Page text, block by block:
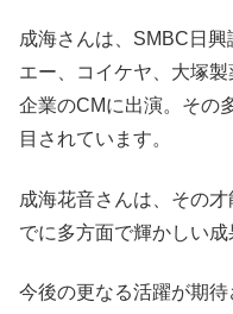
成海さんは、SMBC日興
エー、コイケヤ、大塚
企業のCMに出演。その
目されています。
成海花音さんは、その
でに多方面で輝かしい成
今後の更なる活躍が期